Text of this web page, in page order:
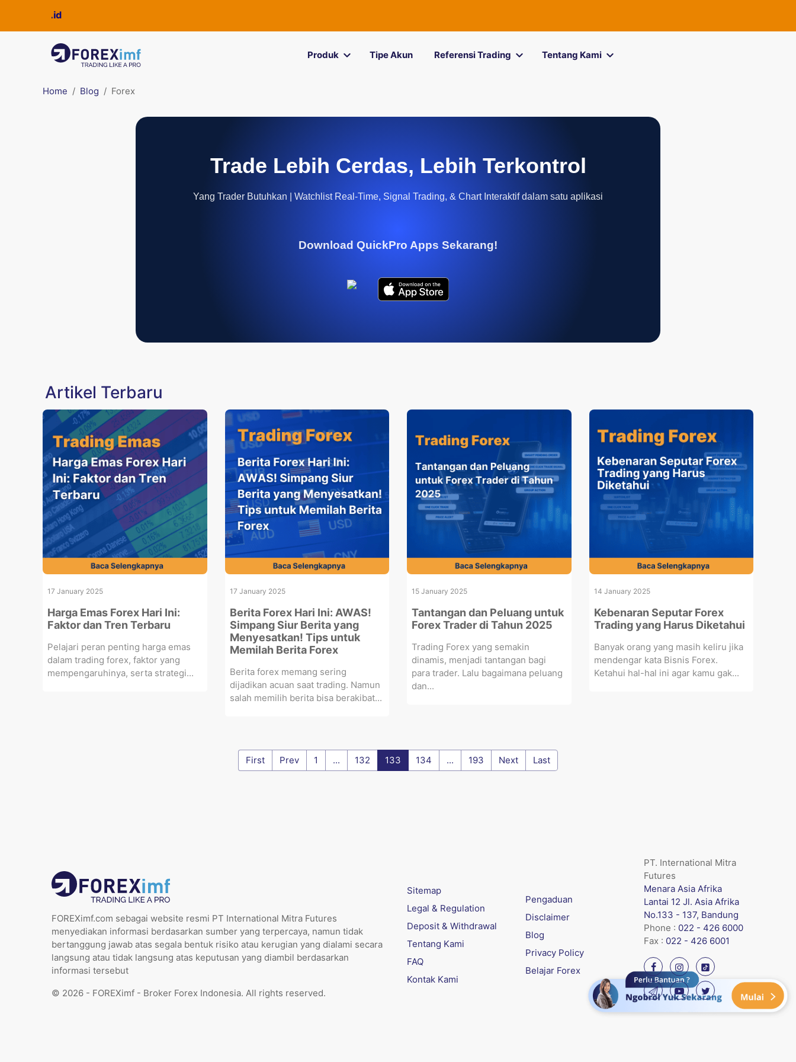
Produk Tipe Akun Referensi Trading Tentang Kami
Home Blog Forex
Trade Lebih Cerdas, Lebih Terkontrol
Yang Trader Butuhkan | Watchlist Real-Time, Signal Trading, & Chart Interaktif dalam satu aplikasi
Download QuickPro Apps Sekarang!
Artikel Terbaru
17 January 2025
Harga Emas Forex Hari Ini:
Faktor dan Tren Terbaru
Pelajari peran penting harga emas
dalam trading forex, faktor yang
mempengaruhinya, serta strategi...
17 January 2025
Berita Forex Hari Ini: AWAS!
Simpang Siur Berita yang
Menyesatkan! Tips untuk
Memilah Berita Forex
Berita forex memang sering
dijadikan acuan saat trading. Namun
salah memilih berita bisa berakibat...
15 January 2025
Tantangan dan Peluang untuk
Forex Trader di Tahun 2025
Trading Forex yang semakin
dinamis, menjadi tantangan bagi
para trader. Lalu bagaimana peluang
dan...
14 January 2025
Kebenaran Seputar Forex
Trading yang Harus Diketahui
Banyak orang yang masih keliru jika
mendengar kata Bisnis Forex.
Ketahui hal-hal ini agar kamu gak...
First Prev 1 ... 132 133 134 ... 193 Next Last
FOREXimf.com sebagai website resmi PT International Mitra Futures
menyediakan informasi berdasarkan sumber yang terpercaya, namun tidak
bertanggung jawab atas segala bentuk risiko atau kerugian yang dialami secara
langsung atau tidak langsung atas keputusan yang diambil berdasarkan
informasi tersebut
© 2026 - FOREXimf - Broker Forex Indonesia. All rights reserved.
Sitemap
Legal & Regulation
Deposit & Withdrawal
Tentang Kami
FAQ
Kontak Kami
Pengaduan
Disclaimer
Blog
Privacy Policy
Belajar Forex
PT. International Mitra
Futures
Menara Asia Afrika
Lantai 12 Jl. Asia Afrika
No.133 - 137, Bandung
Phone : 022 - 426 6000
Fax : 022 - 426 6001